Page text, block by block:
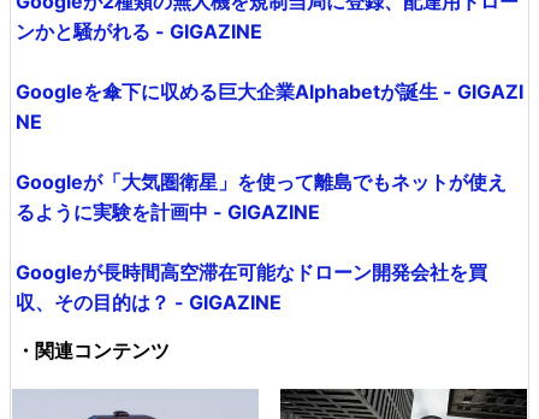
ンかと騒がれる - GIGAZINE
Googleを傘下に収める巨大企業Alphabetが誕生 - GIGAZI
NE
Googleが「大気圏衛星」を使って離島でもネットが使え
るように実験を計画中 - GIGAZINE
Googleが長時間高空滞在可能なドローン開発会社を買
収、その目的は？ - GIGAZINE
・関連コンテンツ